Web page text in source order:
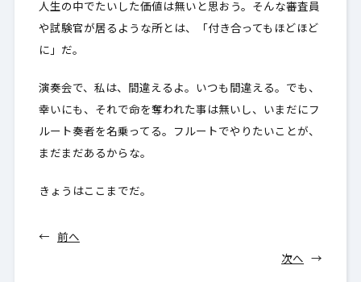
人生の中でたいした価値は無いと思おう。そんな審査員
や試験官が居るような所とは、「付き合ってもほどほど
に」だ。
演奏会で、私は、間違えるよ。いつも間違える。でも、
幸いにも、それで命を奪われた事は無いし、いまだにフ
ルート奏者を名乗ってる。フルートでやりたいことが、
まだまだあるからな。
きょうはここまでだ。
← 前へ
次へ →